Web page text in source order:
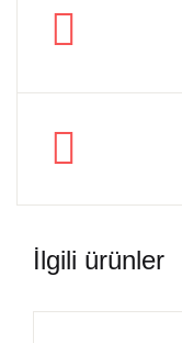
İlgili ürünler